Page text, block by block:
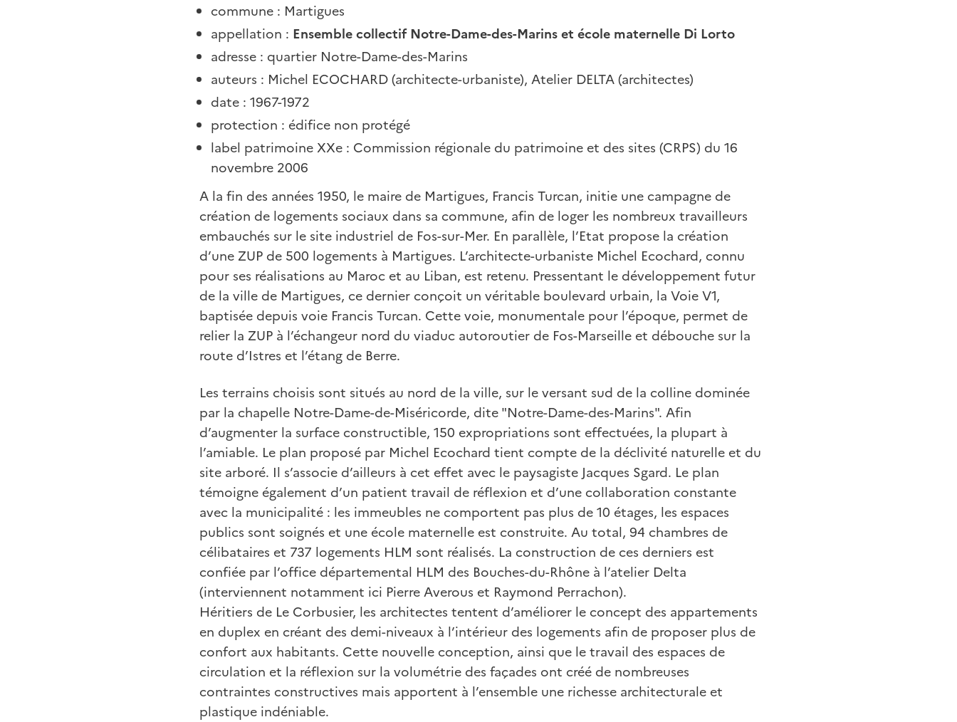
commune : Martigues
appellation : Ensemble collectif Notre-Dame-des-Marins et école maternelle Di Lorto
adresse : quartier Notre-Dame-des-Marins
auteurs : Michel ECOCHARD (architecte-urbaniste), Atelier DELTA (architectes)
date : 1967-1972
protection : édifice non protégé
label patrimoine XXe : Commission régionale du patrimoine et des sites (CRPS) du 16
novembre 2006
A la fin des années 1950, le maire de Martigues, Francis Turcan, initie une campagne de
création de logements sociaux dans sa commune, afin de loger les nombreux travailleurs
embauchés sur le site industriel de Fos-sur-Mer. En parallèle, l’Etat propose la création
d’une ZUP de 500 logements à Martigues. L’architecte-urbaniste Michel Ecochard, connu
pour ses réalisations au Maroc et au Liban, est retenu. Pressentant le développement futur
de la ville de Martigues, ce dernier conçoit un véritable boulevard urbain, la Voie V1,
baptisée depuis voie Francis Turcan. Cette voie, monumentale pour l’époque, permet de
relier la ZUP à l’échangeur nord du viaduc autoroutier de Fos-Marseille et débouche sur la
route d’Istres et l’étang de Berre.
Les terrains choisis sont situés au nord de la ville, sur le versant sud de la colline dominée
par la chapelle Notre-Dame-de-Miséricorde, dite "Notre-Dame-des-Marins". Afin
d’augmenter la surface constructible, 150 expropriations sont effectuées, la plupart à
l’amiable. Le plan proposé par Michel Ecochard tient compte de la déclivité naturelle et du
site arboré. Il s’associe d’ailleurs à cet effet avec le paysagiste Jacques Sgard. Le plan
témoigne également d’un patient travail de réflexion et d’une collaboration constante
avec la municipalité : les immeubles ne comportent pas plus de 10 étages, les espaces
publics sont soignés et une école maternelle est construite. Au total, 94 chambres de
célibataires et 737 logements HLM sont réalisés. La construction de ces derniers est
confiée par l’office départemental HLM des Bouches-du-Rhône à l’atelier Delta
(interviennent notamment ici Pierre Averous et Raymond Perrachon).
Héritiers de Le Corbusier, les architectes tentent d’améliorer le concept des appartements
en duplex en créant des demi-niveaux à l’intérieur des logements afin de proposer plus de
confort aux habitants. Cette nouvelle conception, ainsi que le travail des espaces de
circulation et la réflexion sur la volumétrie des façades ont créé de nombreuses
contraintes constructives mais apportent à l’ensemble une richesse architecturale et
plastique indéniable.